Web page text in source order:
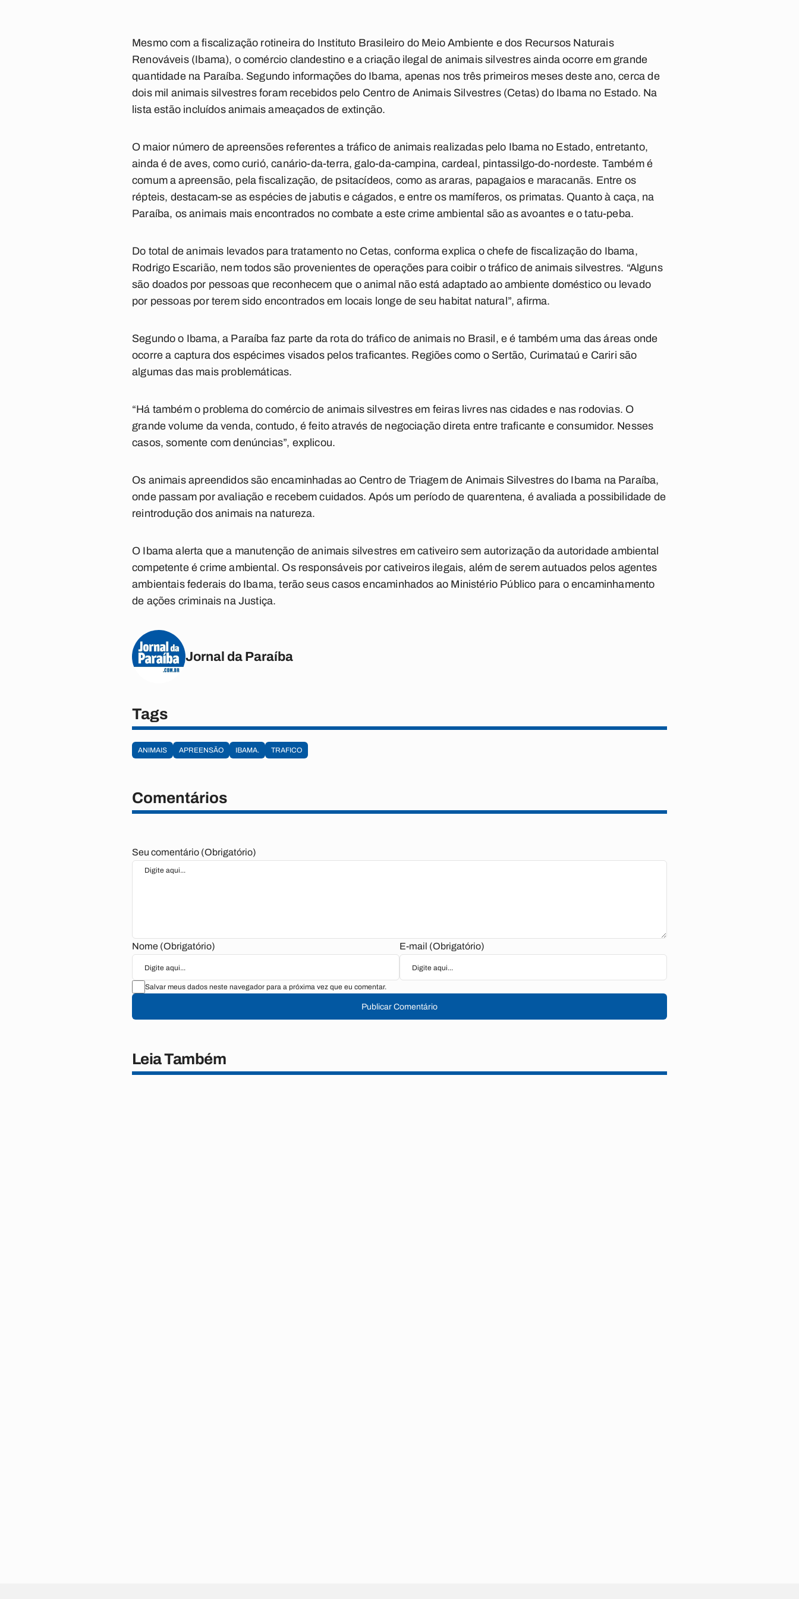
Mesmo com a fiscalização rotineira do Instituto Brasileiro do Meio Ambiente e dos Recursos Naturais
Renováveis (Ibama), o comércio clandestino e a criação ilegal de animais silvestres ainda ocorre em grande
quantidade na Paraíba. Segundo informações do Ibama, apenas nos três primeiros meses deste ano, cerca de
dois mil animais silvestres foram recebidos pelo Centro de Animais Silvestres (Cetas) do Ibama no Estado. Na
lista estão incluídos animais ameaçados de extinção.
O maior número de apreensões referentes a tráfico de animais realizadas pelo Ibama no Estado, entretanto,
ainda é de aves, como curió, canário-da-terra, galo-da-campina, cardeal, pintassilgo-do-nordeste. Também é
comum a apreensão, pela fiscalização, de psitacídeos, como as araras, papagaios e maracanãs. Entre os
répteis, destacam-se as espécies de jabutis e cágados, e entre os mamíferos, os primatas. Quanto à caça, na
Paraíba, os animais mais encontrados no combate a este crime ambiental são as avoantes e o tatu-peba.
Do total de animais levados para tratamento no Cetas, conforma explica o chefe de fiscalização do Ibama,
Rodrigo Escarião, nem todos são provenientes de operações para coibir o tráfico de animais silvestres. “Alguns
são doados por pessoas que reconhecem que o animal não está adaptado ao ambiente doméstico ou levado
por pessoas por terem sido encontrados em locais longe de seu habitat natural”, afirma.
Segundo o Ibama, a Paraíba faz parte da rota do tráfico de animais no Brasil, e é também uma das áreas onde
ocorre a captura dos espécimes visados pelos traficantes. Regiões como o Sertão, Curimataú e Cariri são
algumas das mais problemáticas.
“Há também o problema do comércio de animais silvestres em feiras livres nas cidades e nas rodovias. O
grande volume da venda, contudo, é feito através de negociação direta entre traficante e consumidor. Nesses
casos, somente com denúncias”, explicou.
Os animais apreendidos são encaminhadas ao Centro de Triagem de Animais Silvestres do Ibama na Paraíba,
onde passam por avaliação e recebem cuidados. Após um período de quarentena, é avaliada a possibilidade de
reintrodução dos animais na natureza.
O Ibama alerta que a manutenção de animais silvestres em cativeiro sem autorização da autoridade ambiental
competente é crime ambiental. Os responsáveis por cativeiros ilegais, além de serem autuados pelos agentes
ambientais federais do Ibama, terão seus casos encaminhados ao Ministério Público para o encaminhamento
de ações criminais na Justiça.
Jornal da Paraíba
Tags
ANIMAIS APREENSÃO IBAMA. TRAFICO
Comentários
Seu comentário (Obrigatório)
Nome (Obrigatório) E-mail (Obrigatório)
Salvar meus dados neste navegador para a próxima vez que eu comentar.
Publicar Comentário
Leia Também